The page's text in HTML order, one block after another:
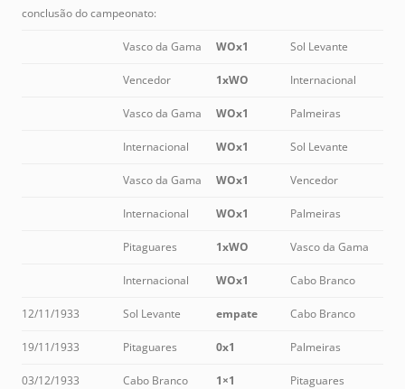
conclusão do campeonato:
Vasco da Gama WOx1 Sol Levante
Vencedor 1xWO Internacional
Vasco da Gama WOx1 Palmeiras
Internacional WOx1 Sol Levante
Vasco da Gama WOx1 Vencedor
Internacional WOx1 Palmeiras
Pitaguares 1xWO Vasco da Gama
Internacional WOx1 Cabo Branco
12/11/1933 Sol Levante empate Cabo Branco
19/11/1933 Pitaguares 0x1 Palmeiras
03/12/1933 Cabo Branco 1×1 Pitaguares